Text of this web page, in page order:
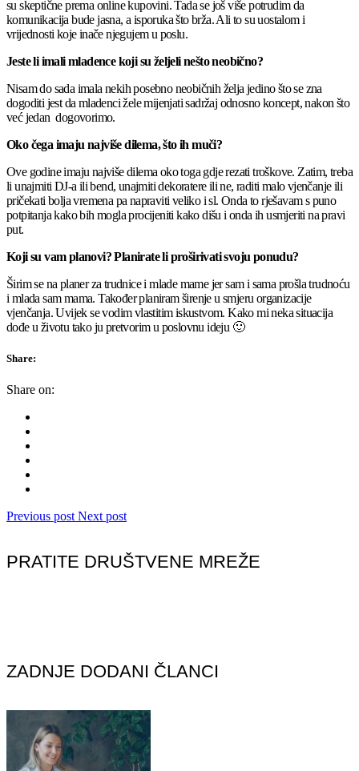
su skeptične prema online kupovini. Tada se još više potrudim da
komunikacija bude jasna, a isporuka što brža. Ali to su uostalom i
vrijednosti koje inače njegujem u poslu.
Jeste li imali mladence koji su željeli nešto neobično?
Nisam do sada imala nekih posebno neobičnih želja jedino što se zna
dogoditi jest da mladenci žele mijenjati sadržaj odnosno koncept, nakon što
već jedan dogovorimo.
Oko čega imaju najviše dilema, što ih muči?
Ove godine imaju najviše dilema oko toga gdje rezati troškove. Zatim, treba
li unajmiti DJ-a ili bend, unajmiti dekoratere ili ne, raditi malo vjenčanje ili
pričekati bolja vremena pa napraviti veliko i sl. Onda to rješavam s puno
potpitanja kako bih mogla procijeniti kako dišu i onda ih usmjeriti na pravi
put.
Koji su vam planovi? Planirate li proširivati svoju ponudu?
Širim se na planer za trudnice i mlade mame jer sam i sama prošla trudnoću
i mlada sam mama. Također planiram širenje u smjeru organizacije
vjenčanja. Uvijek se vodim vlastitim iskustvom. Kako mi neka situacija
dođe u životu tako ju pretvorim u poslovnu ideju 🙂
Share:
Share on:
Previous post Next post
PRATITE DRUŠTVENE MREŽE
ZADNJE DODANI ČLANCI